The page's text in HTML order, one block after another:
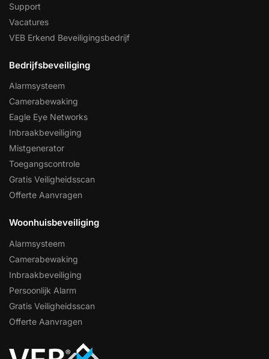
Support
Vacatures
VEB Erkend Beveiligingsbedrijf
Bedrijfsbeveiliging
Alarmsysteem
Camerabewaking
Eagle Eye Networks
Inbraakbeveiliging
Mistgenerator
Toegangscontrole
Gratis Veiligheidsscan
Offerte Aanvragen
Woonhuisbeveiliging
Alarmsysteem
Camerabewaking
Inbraakbeveiliging
Persoonlijk Alarm
Gratis Veiligheidsscan
Offerte Aanvragen